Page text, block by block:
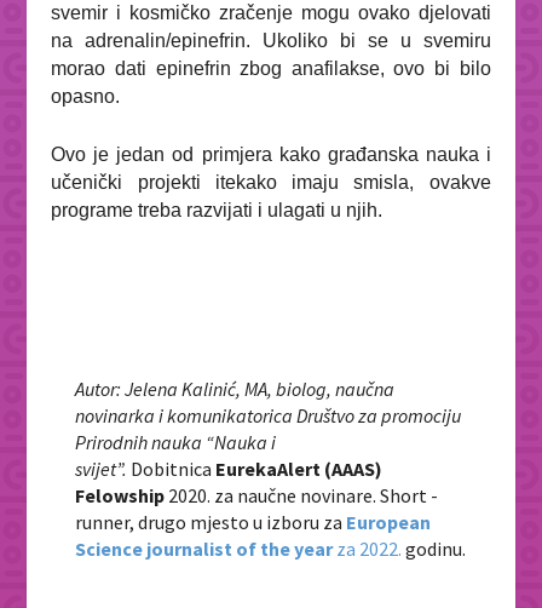
svemir i kosmičko zračenje mogu ovako djelovati
na adrenalin/epinefrin. Ukoliko bi se u svemiru
morao dati epinefrin zbog anafilakse, ovo bi bilo
opasno.
Ovo je jedan od primjera kako građanska nauka i
učenički projekti itekako imaju smisla, ovakve
programe treba razvijati i ulagati u njih.
Autor: Jelena Kalinić, MA, biolog, naučna
novinarka i komunikatorica Društvo za promociju
Prirodnih nauka “Nauka i
svijet”. Dobitnica EurekaAlert (AAAS)
Felowship 2020. za naučne novinare. Short -
runner, drugo mjesto u izboru za European
Science journalist of the yearza 2022. godinu.